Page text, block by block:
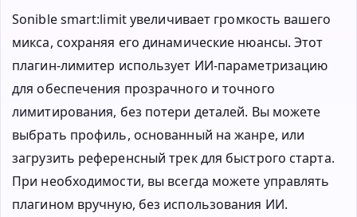
Sonible smart:limit увеличивает громкость вашего
микса, сохраняя его динамические нюансы. Этот
плагин-лимитер использует ИИ-параметризацию
для обеспечения прозрачного и точного
лимитирования, без потери деталей. Вы можете
выбрать профиль, основанный на жанре, или
загрузить референсный трек для быстрого старта.
При необходимости, вы всегда можете управлять
плагином вручную, без использования ИИ.